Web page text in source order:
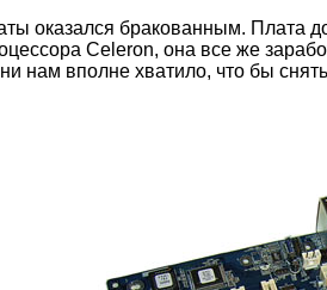
оказался бракованным. Плата
Celeron, она все же
нам вполне хватило, что бы